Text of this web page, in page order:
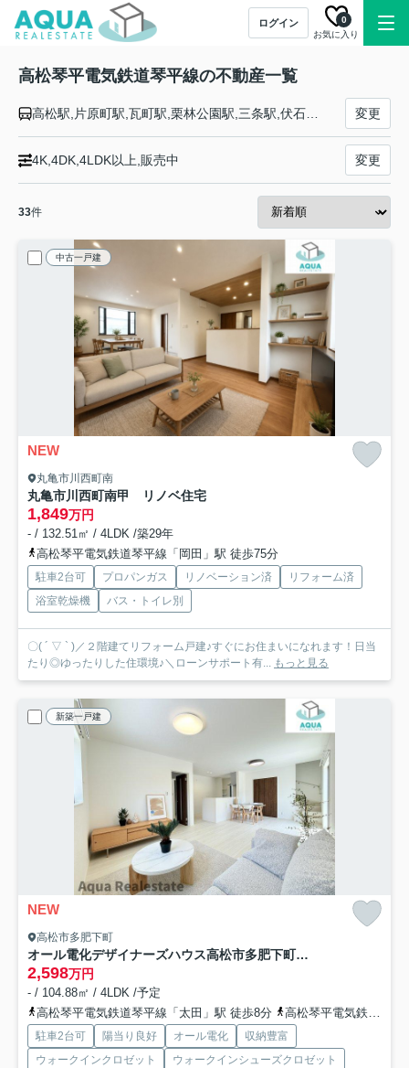
ログイン
お気に入り
0
高松琴平電気鉄道琴平線の不動産一覧
変更
4K,4DK,4LDK以上,販売中 変更
33件
中古一戸建
NEW
丸亀市川西町南
丸亀市川西町南甲 リノベ住宅
1,849万円
- / 132.51㎡ / 4LDK /築29年
高松琴平電気鉄道琴平線「岡田」駅 徒歩75分
駐車2台可 プロパンガス リノベーション済
リフォーム済
浴室乾燥機
バス・トイレ別
〇( ´ ▽ ` )／２階建てリフォーム戸建♪すぐにお住まいになれます！日当
たり◎ゆったりした住環境♪＼ローンサポート有... もっと見る
新築一戸建
NEW
高松市多肥下町
オール電化デザイナーズハウス高松市多肥下町建売②
2,598万円
- / 104.88㎡ / 4LDK /予定
高松琴平電気鉄道琴平線「太田」駅 徒歩8分
高松琴平電気鉄道琴平線「伏石」駅 徒歩21分
駐車2台可 陽当り良好 オール電化
収納豊富
ウォークインクロゼット
ウォークインシューズクロゼット